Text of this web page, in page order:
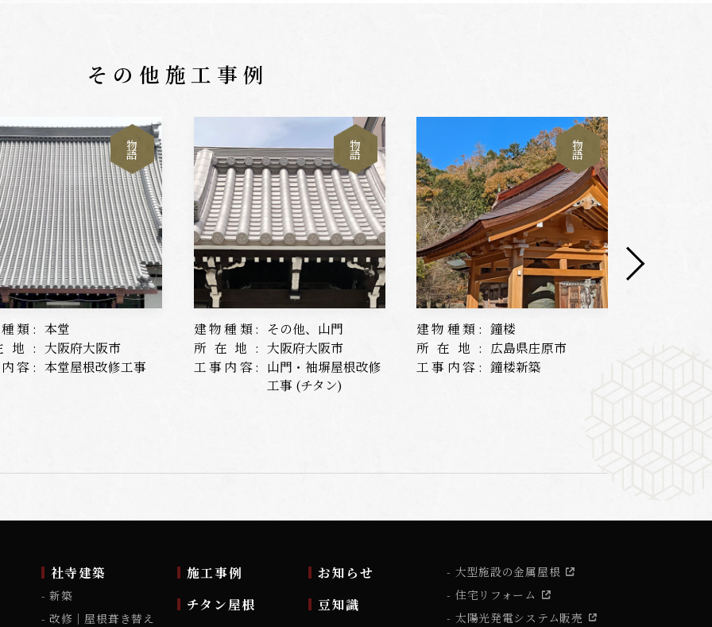
その他施工事例
物
語
類: 本堂
地: 大阪府大阪市
容: 本堂屋根改修工事
物
語
建物種類:
その他、山門
所在地: 大阪府大阪市
工事内容: 山門・袖塀屋根改修
工事 (チタン)
物
語
建物種類: 鐘楼
所在地: 広島県庄原市
工事内容: 鐘楼新築
社寺建築
新築
改修｜屋根葺き替え
施工事例
チタン屋根
お知らせ
豆知識
大型施設の金属屋根
住宅リフォーム
太陽光発電システム販売